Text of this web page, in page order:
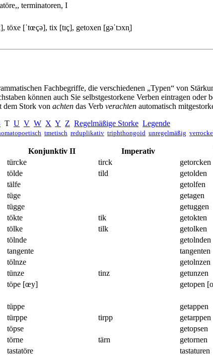
terminatoren, I
töxe [ˈtœçə], tix [tɪç], getoxen [gəˈtɔxn̩]
Fachbegriffe, die verschiedenen „Typen“ von
können auch Sie selbstgestorkene Verben eintragen oder
dem Stork von achten das Verb verachten automatisch
T U V W X Y Z Regelmäßige Storke Legende
tmetisch reduplikativ triphthongoid unregelmäßig
Konjunktiv II Imperativ
türcke tirck getorcken
tölde tild getolden
tälfe getolfen
tüge getagen
tügge getuggen
tökte tik
getokten
tölke tilk getolken
tölnde getolnden
tangente tangenten
tölnze getolnzen
tünze tinz
getunzen
töpe [œy]
getopen
tüppe getappen
türppe tirpp getarppen
töpse getopsen
törne tärn getornen
tastatöre tastaturen